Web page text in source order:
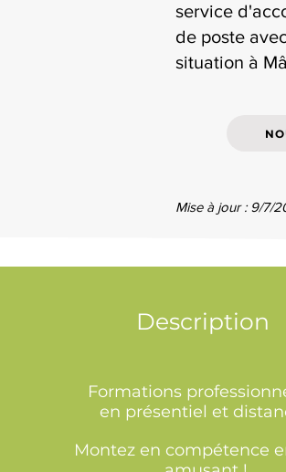
service
de poste
situation à
Mise à jour : 9/7/
Description
Formations
en présentiel et
Montez en compétence